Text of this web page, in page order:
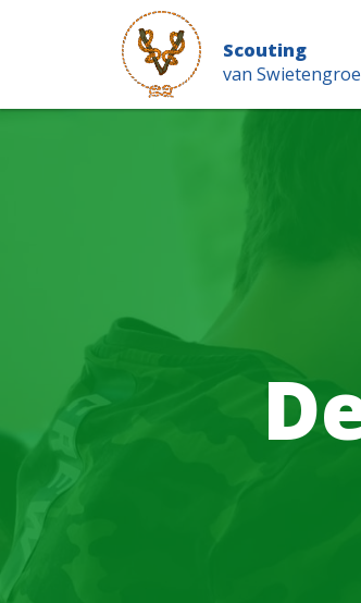
Scouting
van